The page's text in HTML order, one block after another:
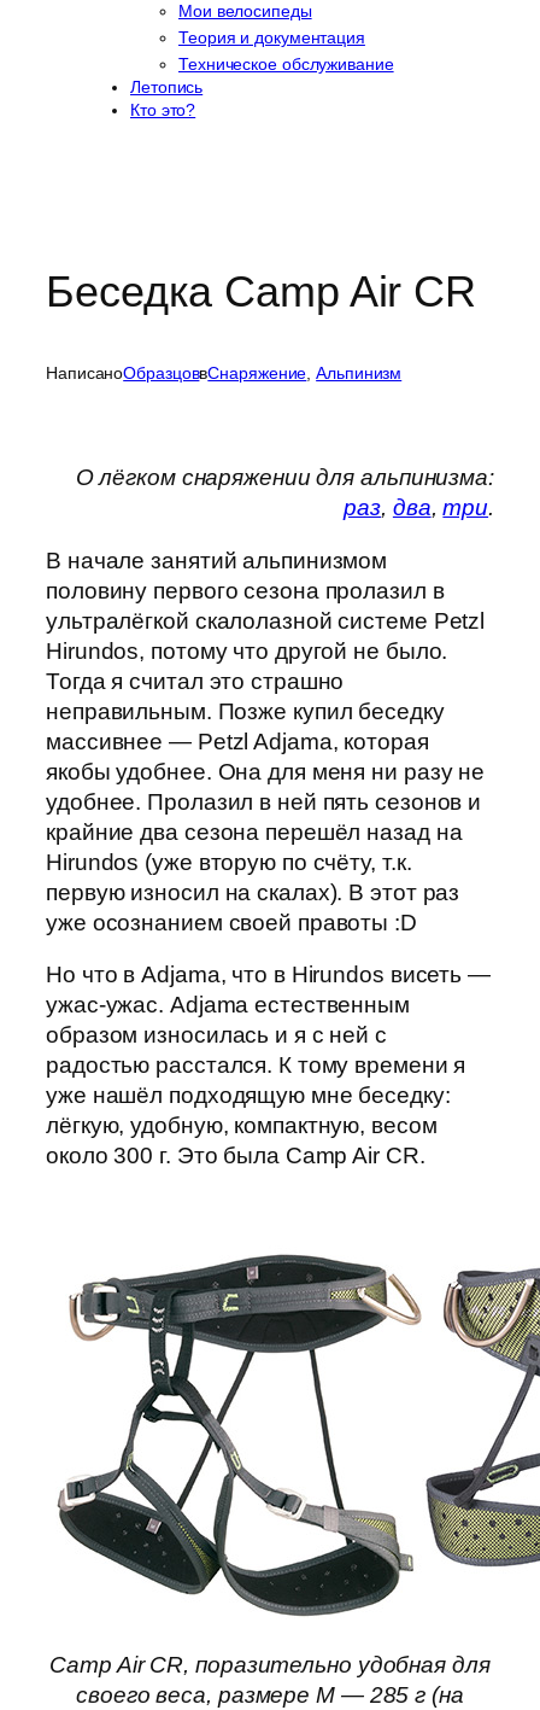
Мои велосипеды
Теория и документация
Техническое обслуживание
Летопись
Кто это?
Беседка Camp Air CR
НаписаноОбразцоввCнаряжение, Альпинизм
О лёгком снаряжении для альпинизма:
раз, два,три.
В начале занятий альпинизмом
половину первого сезона пролазил в
ультралёгкой скалолазной системе Petzl
Hirundos, потому что другой не было.
Тогда я считал это страшно
неправильным. Позже купил беседку
массивнее — Petzl Adjama, которая
якобы удобнее. Она для меня ни разу не
удобнее. Пролазил в ней пять сезонов и
крайние два сезона перешёл назад на
Hirundos (уже вторую по счёту, т.к.
первую износил на скалах). В этот раз
уже осознанием своей правоты :D
Но что в Adjama, что в Hirundos висеть —
ужас-ужас. Adjama естественным
образом износилась и я с ней с
радостью расстался. К тому времени я
уже нашёл подходящую мне беседку:
лёгкую, удобную, компактную, весом
около 300 г. Это была Camp Air CR.
Camp Air CR, поразительно удобная для
своего веса, размере M — 285 г (на